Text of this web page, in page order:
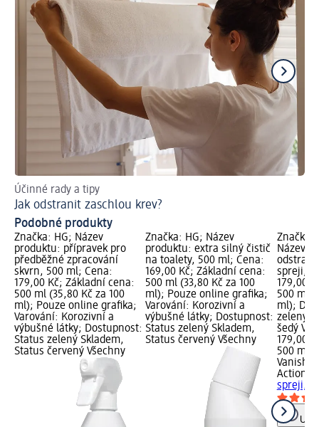
Účinné rady a tipy
Jak odstranit zaschlou krev?
Podobné produkty
Značka: HG; Název
produktu: přípravek pro
předběžné zpracování
skvrn, 500 ml; Cena:
179,00 Kč; Základní cena:
500 ml (35,80 Kč za 100
ml); Pouze online grafika;
Varování: Korozivní a
výbušné látky; Dostupnost:
Status zelený Skladem,
Status červený Všechny
Značka: HG; Název
produktu: extra silný čistič
na toalety, 500 ml; Cena:
169,00 Kč; Základní cena:
500 ml (33,80 Kč za 100
ml); Pouze online grafika;
Varování: Korozivní a
výbušné látky; Dostupnost:
Status zelený Skladem,
Status červený Všechny
Značka:
Název
spreji,
179,00
500 ml
ml);
zelený
šedý
179,00
500 ml
Vanish
Action
spreji,